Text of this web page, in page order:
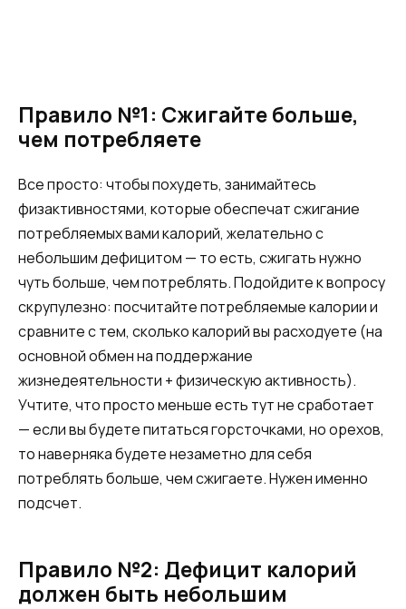
Правило №1: Сжигайте больше,
чем потребляете
Все просто: чтобы похудеть, занимайтесь
физактивностями, которые обеспечат сжигание
потребляемых вами калорий, желательно с
небольшим дефицитом — то есть, сжигать нужно
чуть больше, чем потреблять. Подойдите к вопросу
скрупулезно: посчитайте потребляемые калории и
сравните с тем, сколько калорий вы расходуете (на
основной обмен на поддержание
жизнедеятельности + физическую активность).
Учтите, что просто меньше есть тут не сработает
— если вы будете питаться горсточками, но орехов,
то наверняка будете незаметно для себя
потреблять больше, чем сжигаете. Нужен именно
подсчет.
Правило №2: Дефицит калорий
должен быть небольшим